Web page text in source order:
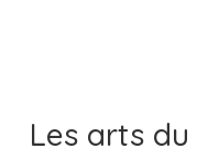
Les arts